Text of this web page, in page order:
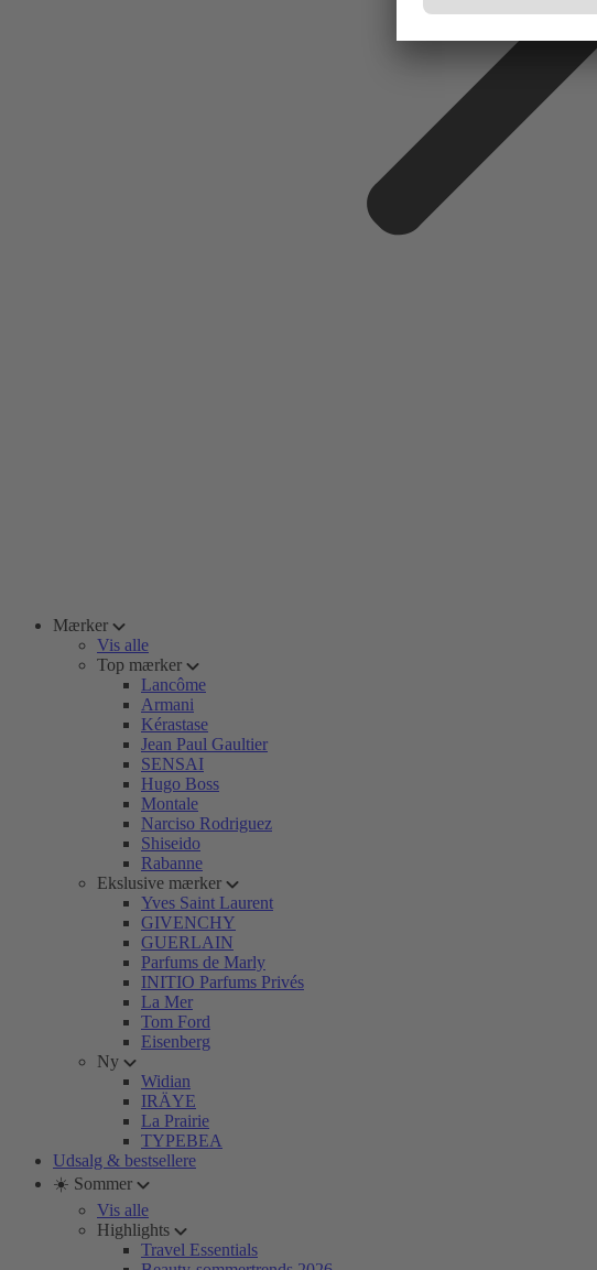
Mærker
Vis alle
Top mærker
Lancôme
Armani
Kérastase
Jean Paul Gaultier
SENSAI
Hugo Boss
Montale
Narciso Rodriguez
Shiseido
Rabanne
Ekslusive mærker
Yves Saint Laurent
GIVENCHY
GUERLAIN
Parfums de Marly
INITIO Parfums Privés
La Mer
Tom Ford
Eisenberg
Ny
Widian
IRÄYE
La Prairie
TYPEBEA
Udsalg & bestsellere
☀️ Sommer
Vis alle
Highlights
Travel Essentials